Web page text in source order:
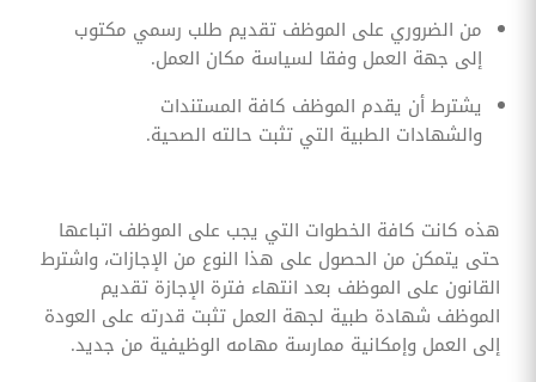
من الضروري على الموظف تقديم طلب رسمي مكتوب
إلى جهة العمل وفقا لسياسة مكان العمل.
يشترط أن يقدم الموظف كافة المستندات
والشهادات الطبية التي تثبت حالته الصحية.
هذه كانت كافة الخطوات التي يجب على الموظف اتباعها
حتى يتمكن من الحصول على هذا النوع من الإجازات، واشترط
القانون على الموظف بعد انتهاء فترة الإجازة تقديم
الموظف شهادة طبية لجهة العمل تثبت قدرته على العودة
إلى العمل وإمكانية ممارسة مهامه الوظيفية من جديد.